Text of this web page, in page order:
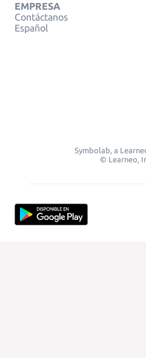
EMPRESA
Contáctanos
Español
Symbolab, a
© Learneo,